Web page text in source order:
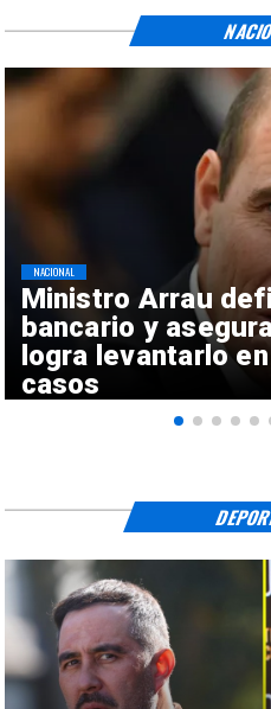
Ministro Arrau
bancario y
logra levantarlo
casos
NACIONAL